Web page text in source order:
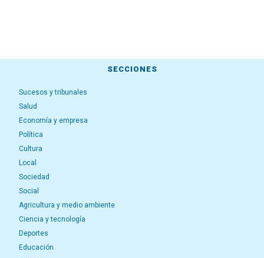
SECCIONES
Sucesos y tribunales
Salud
Economía y empresa
Política
Cultura
Local
Sociedad
Social
Agricultura y medio ambiente
Ciencia y tecnología
Deportes
Educación